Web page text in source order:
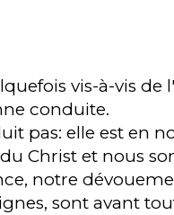
vis-à-vis
conduite.
pas: elle est en
du Christ et nous
notre
sont avant